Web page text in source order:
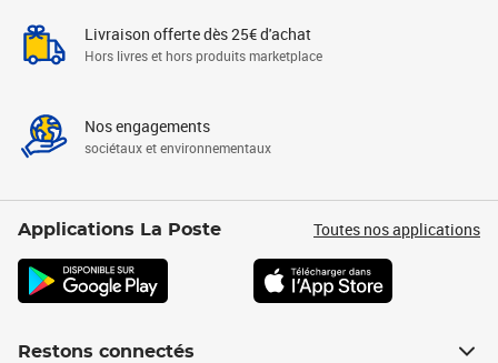
Livraison offerte dès 25€ d'achat
Hors livres et hors produits marketplace
Nos engagements
sociétaux et environnementaux
Applications La Poste Toutes nos applications
Restons connectés